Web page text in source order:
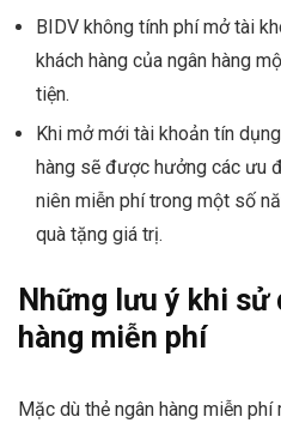
BIDV không tính phí mở tài
khách hàng của ngân hàng
tiện.
Khi mở mới tài khoản tín
hàng sẽ được hưởng các ưu
niên miễn phí trong một số
quà tặng giá trị.
Những lưu ý khi sử
hàng miễn phí
Mặc dù thẻ ngân hàng miễn